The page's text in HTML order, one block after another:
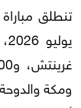
ومكة والدوحة